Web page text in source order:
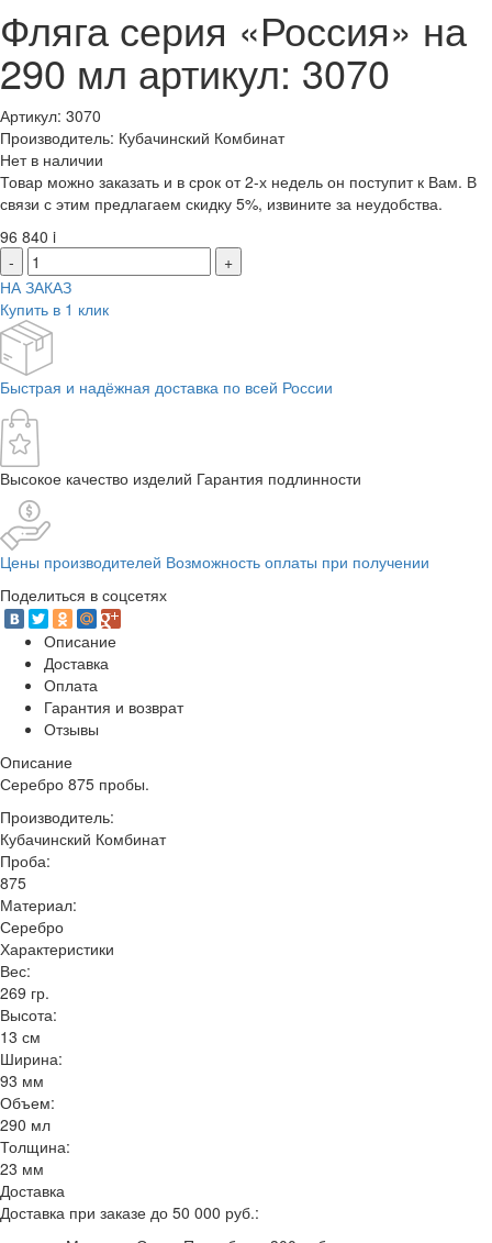
Фляга серия «Россия» на
290 мл артикул: 3070
Артикул: 3070
Производитель: Кубачинский Комбинат
Нет в наличии
Товар можно заказать и в срок от 2-х недель он поступит к Вам. В
связи с этим предлагаем скидку 5%, извините за неудобства.
96 840 i
-
+
НА ЗАКАЗ
Купить в 1 клик
Быстрая и надёжная доставка по всей России
Высокое качество изделий Гарантия подлинности
Цены производителей Возможность оплаты при получении
Поделиться в соцсетях
Описание
Доставка
Оплата
Гарантия и возврат
Отзывы
Описание
Серебро 875 пробы.
Производитель:
Кубачинский Комбинат
Проба:
875
Материал:
Серебро
Характеристики
Вес:
269 гр.
Высота:
13 см
Ширина:
93 мм
Объем:
290 мл
Толщина:
23 мм
Доставка
Доставка при заказе до 50 000 руб.: